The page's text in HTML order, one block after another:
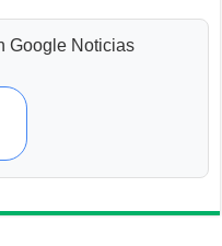
Google Noticias